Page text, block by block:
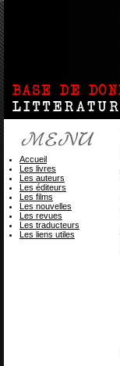
Accueil
Les livres
Les auteurs
Les éditeurs
Les films
Les nouvelles
Les revues
Les traducteurs
Les liens utiles